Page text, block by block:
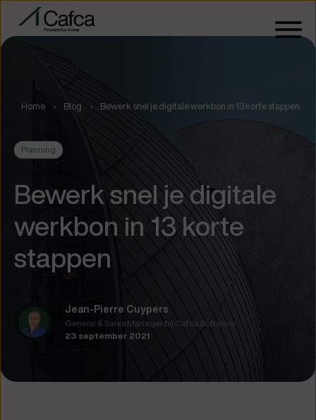
Home Blog Bewerk snel je digitale werkbon in 13 korte stappen
Planning
Bewerk snel je digitale
werkbon in 13 korte
stappen
Jean-Pierre Cuypers
General & Sales Manager bij Cafca Software
23 september 2021